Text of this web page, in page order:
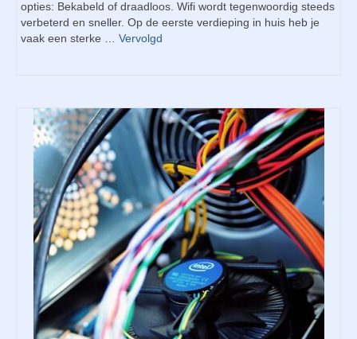
opties: Bekabeld of draadloos. Wifi wordt tegenwoordig steeds
verbeterd en sneller. Op de eerste verdieping in huis heb je
vaak een sterke … Vervolgd